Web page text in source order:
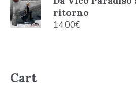
ritorno
14,00€
Cart